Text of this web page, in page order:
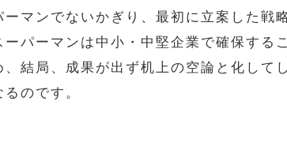
マンでないかぎり、最初に立案した戦
パーマンは中小・中堅企業で確保する
結局、成果が出ず机上の空論と化して
のです。